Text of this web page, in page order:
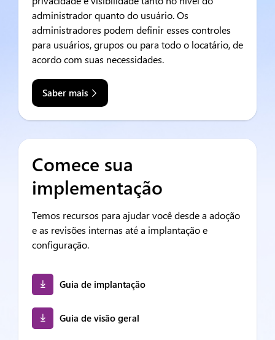
administrador quanto do usuário. Os
administradores podem definir esses controles
para usuários, grupos ou para todo o locatário, de
acordo com suas necessidades.
Saber mais
Comece sua
implementação
Temos recursos para ajudar você desde a adoção
e as revisões internas até a implantação e
configuração.
Guia de implantação
Guia de visão geral